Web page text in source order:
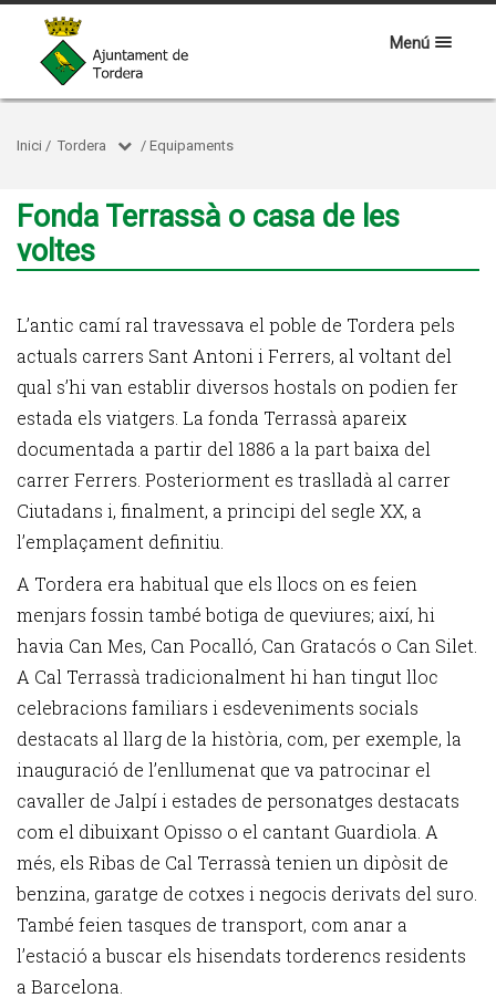
Menú
Inici / Tordera / Equipaments
Fonda Terrassà o casa de les
voltes
L’antic camí ral travessava el poble de Tordera pels
actuals carrers Sant Antoni i Ferrers, al voltant del
qual s’hi van establir diversos hostals on podien fer
estada els viatgers. La fonda Terrassà apareix
documentada a partir del 1886 a la part baixa del
carrer Ferrers. Posteriorment es traslladà al carrer
Ciutadans i, finalment, a principi del segle XX, a
l’emplaçament definitiu.
A Tordera era habitual que els llocs on es feien
menjars fossin també botiga de queviures; així, hi
havia Can Mes, Can Pocalló, Can Gratacós o Can Silet.
A Cal Terrassà tradicionalment hi han tingut lloc
celebracions familiars i esdeveniments socials
destacats al llarg de la història, com, per exemple, la
inauguració de l’enllumenat que va patrocinar el
cavaller de Jalpí i estades de personatges destacats
com el dibuixant Opisso o el cantant Guardiola. A
més, els Ribas de Cal Terrassà tenien un dipòsit de
benzina, garatge de cotxes i negocis derivats del suro.
També feien tasques de transport, com anar a
l’estació a buscar els hisendats torderencs residents
a Barcelona.